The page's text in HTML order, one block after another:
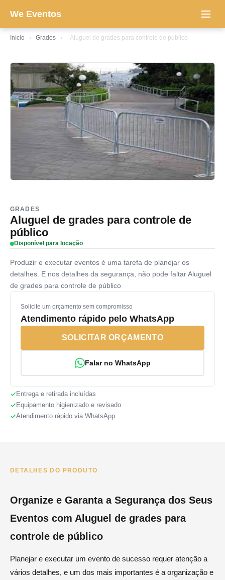
We Eventos
Início › Grades › Aluguel de grades para controle de público
GRADES
Aluguel de grades para controle de
público
Disponível para locação
Produzir e executar eventos é uma tarefa de planejar os
detalhes. E nos detalhes da segurança, não pode faltar Aluguel
de grades para controle de público
Solicite um orçamento sem compromisso
Atendimento rápido pelo WhatsApp
SOLICITAR ORÇAMENTO
Falar no WhatsApp
Entrega e retirada incluídas
Equipamento higienizado e revisado
Atendimento rápido via WhatsApp
DETALHES DO PRODUTO
Organize e Garanta a Segurança dos Seus
Eventos com Aluguel de grades para
controle de público
Planejar e executar um evento de sucesso requer atenção a
vários detalhes, e um dos mais importantes é a organização e